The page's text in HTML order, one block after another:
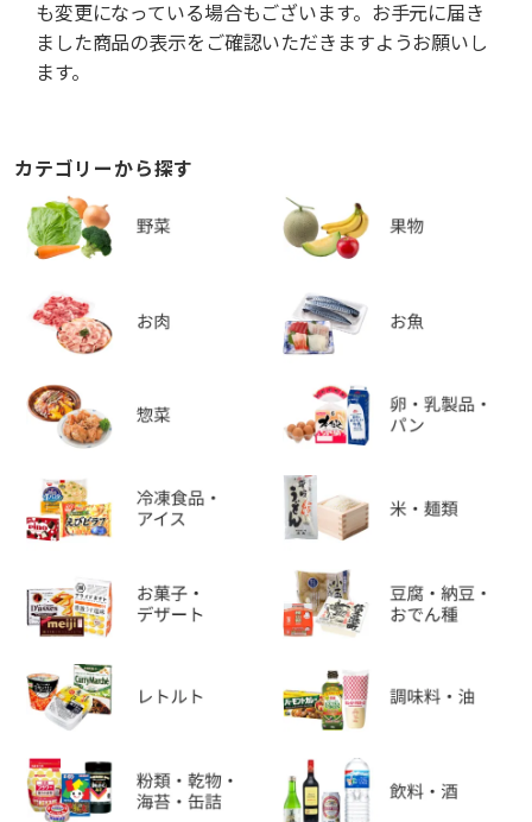
も変更になっている場合もございます。お手元に届き
ました商品の表示をご確認いただきますようお願いし
ます。
カテゴリーから探す